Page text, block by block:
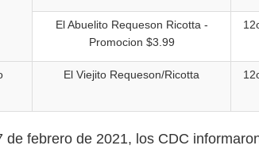
El Abuelito Requeson Ricotta -
Promocion $3.99
El Viejito Requeson/Ricotta
de febrero de 2021, los CDC